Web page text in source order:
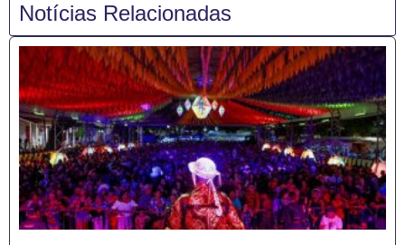
Notícias Relacionadas